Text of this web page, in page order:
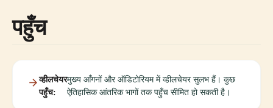
पहुँच
व्हीलचेयर
पहुँच:
मुख्य आँगनों और ऑडिटोरियम में व्हीलचेयर सुलभ हैं। कुछ
ऐतिहासिक आंतरिक भागों तक पहुँच सीमित हो सकती है।